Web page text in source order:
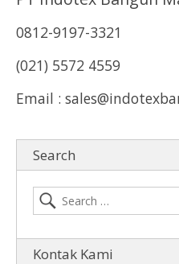
0812-9197-3321
(021) 5572 4559
Email :
Search
Kontak Kami